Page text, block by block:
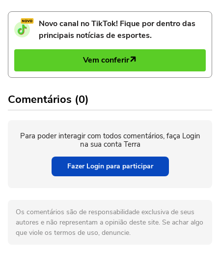
Novo canal no TikTok! Fique por dentro das
principais notícias de esportes.
Vem conferir
Comentários (0)
Para poder interagir com todos comentários, faça Login
na sua conta Terra
Fazer Login para participar
Os comentários são de responsabilidade exclusiva de seus
autores e não representam a opinião deste site. Se achar algo
que viole os termos de uso, denuncie.